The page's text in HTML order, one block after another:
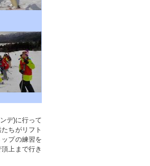
デ)に行って
ちがリフト
プの練習を
上まで行き